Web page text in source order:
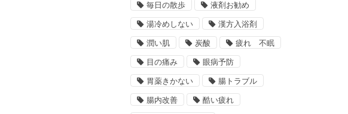
毎日の散歩 液剤お勧め
湯冷めしない 漢方入浴剤
潤い肌 炭酸 疲れ 不眠
目の痛み 眼病予防
胃薬きかない 腸トラブル
腸内改善 酷い疲れ